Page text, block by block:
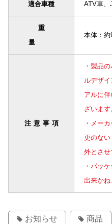
適合車種 ATV車、
重
量
本体：約
注意事項
・製品
ルデザ
アルに
ざいます
・メー
更のな
外とさせ
・パッ
出来かね
お知らせ 商品